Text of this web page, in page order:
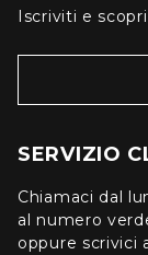
Iscriviti e
SERVIZIO
Chiamaci dal
al numero
oppure scrivici